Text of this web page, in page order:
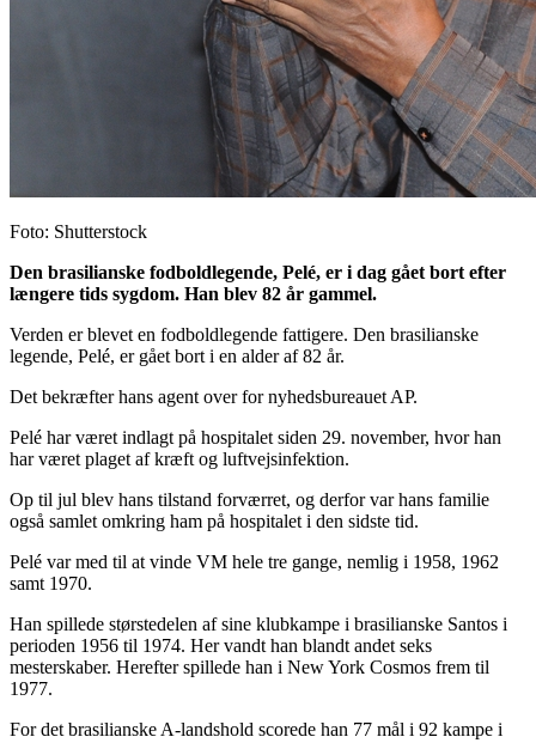
Foto: Shutterstock
Den brasilianske fodboldlegende, Pelé, er i dag gået bort efter
længere tids sygdom. Han blev 82 år gammel.
Verden er blevet en fodboldlegende fattigere. Den brasilianske
legende, Pelé, er gået bort i en alder af 82 år.
Det bekræfter hans agent over for nyhedsbureauet AP.
Pelé har været indlagt på hospitalet siden 29. november, hvor han
har været plaget af kræft og luftvejsinfektion.
Op til jul blev hans tilstand forværret, og derfor var hans familie
også samlet omkring ham på hospitalet i den sidste tid.
Pelé var med til at vinde VM hele tre gange, nemlig i 1958, 1962
samt 1970.
Han spillede størstedelen af sine klubkampe i brasilianske Santos i
perioden 1956 til 1974. Her vandt han blandt andet seks
mesterskaber. Herefter spillede han i New York Cosmos frem til
1977.
For det brasilianske A-landshold scorede han 77 mål i 92 kampe i